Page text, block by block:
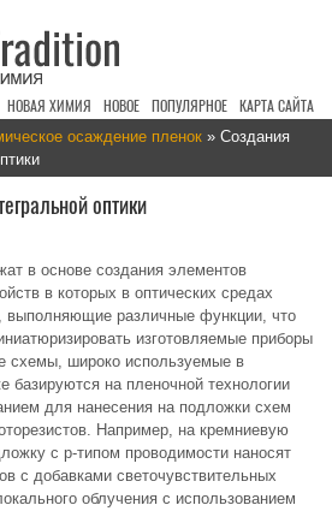
НОВАЯ ХИМИЯ НОВОЕ ПОПУЛЯРНОЕ КАРТА САЙТА
осаждение пленок » Создания
оптики
в основе создания элементов
в которых в оптических средах
выполняющие различные функции, что
изготовляемые приборы
схемы, широко используемые в
базируются на пленочной технологии
для нанесения на подложки схем
Например, на кремниевую
с р-типом проводимости наносят
с добавками светочувствительных
облучения с использованием